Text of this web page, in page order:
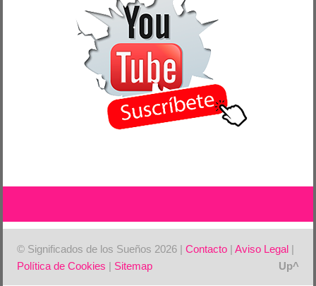
© Significados de los Sueños 2026 |Contacto |Aviso Legal |
Política de Cookies | Sitemap